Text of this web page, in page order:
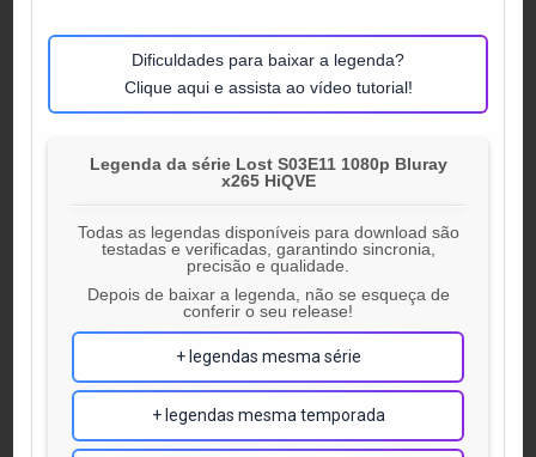
Dificuldades para baixar a legenda?
Clique aqui e assista ao vídeo tutorial!
Legenda da série Lost S03E11 1080p Bluray
x265 HiQVE
Todas as legendas disponíveis para download são
testadas e verificadas, garantindo sincronia,
precisão e qualidade.
Depois de baixar a legenda, não se esqueça de
conferir o seu release!
+ legendas mesma série
+ legendas mesma temporada